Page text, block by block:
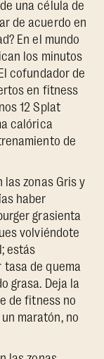
una célula de
de acuerdo en
En el mundo
los minutos
cofundador de
en fitness
12 Splat
calórica
de
zonas Gris y
haber
grasienta
volviéndote
estás
de quema
grasa. Deja la
de fitness no
maratón, no